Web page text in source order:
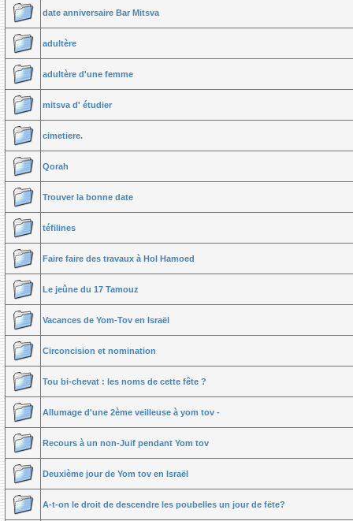
date anniversaire Bar Mitsva
adultère
adultère d'une femme
mitsva d' étudier
cimetiere.
Qorah
Trouver la bonne date
téfilines
Faire faire des travaux à Hol Hamoed
Le jeûne du 17 Tamouz
Vacances de Yom-Tov en Israël
Circoncision et nomination
Tou bi-chevat : les noms de cette fête ?
Allumage d'une 2ème veilleuse à yom tov -
Recours à un non-Juif pendant Yom tov
Deuxième jour de Yom tov en Israël
A-t-on le droit de descendre les poubelles un jour de fëte?